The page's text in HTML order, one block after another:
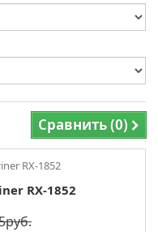
Сравнить (0)
RX-1852